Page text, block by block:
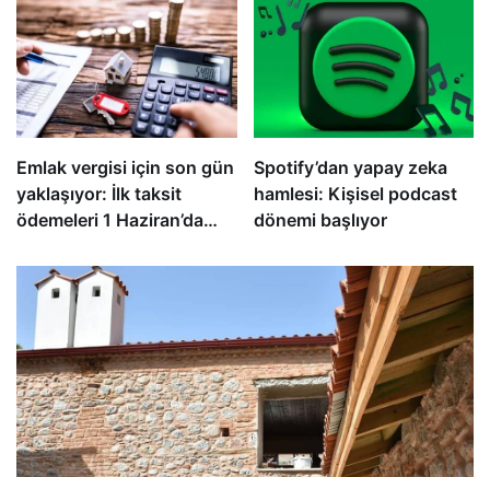
Emlak vergisi için son gün
yaklaşıyor: İlk taksit
ödemeleri 1 Haziran’da
Spotify’dan yapay zeka
hamlesi: Kişisel podcast
dönemi başlıyor